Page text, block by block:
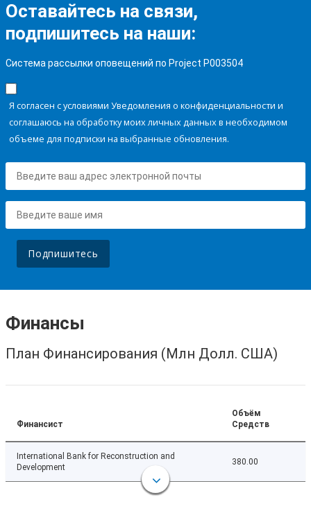
Оставайтесь на связи,
подпишитесь на наши:
Система рассылки оповещений по Project P003504
Я согласен с условиями Уведомления о конфиденциальности и
соглашаюсь на обработку моих личных данных в необходимом
объеме для подписки на выбранные обновления.
Подпишитесь
Финансы
План Финансирования (Млн Долл. США)
Финансист
Объём
Средств
International Bank for Reconstruction and
Development
380.00